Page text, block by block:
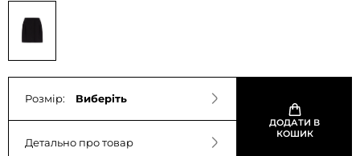
Розмір: Виберіть
Детально про товар
ДОДАТИ В
КОШИК